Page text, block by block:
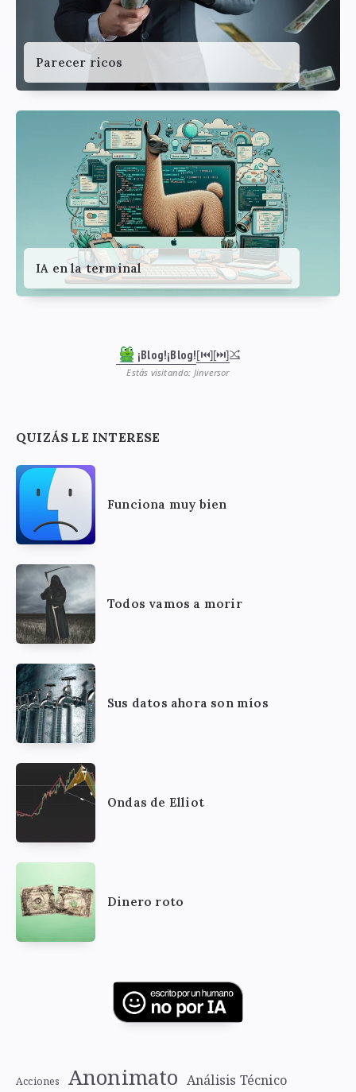
Parecer ricos
IA en la terminal
¡Blog!¡Blog![⏮︎][⏭︎]
Estás visitando: Jinversor
QUIZÁS LE INTERESE
Funciona muy bien
Todos vamos a morir
Sus datos ahora son míos
Ondas de Elliot
Dinero roto
Acciones Anonimato Análisis Técnico